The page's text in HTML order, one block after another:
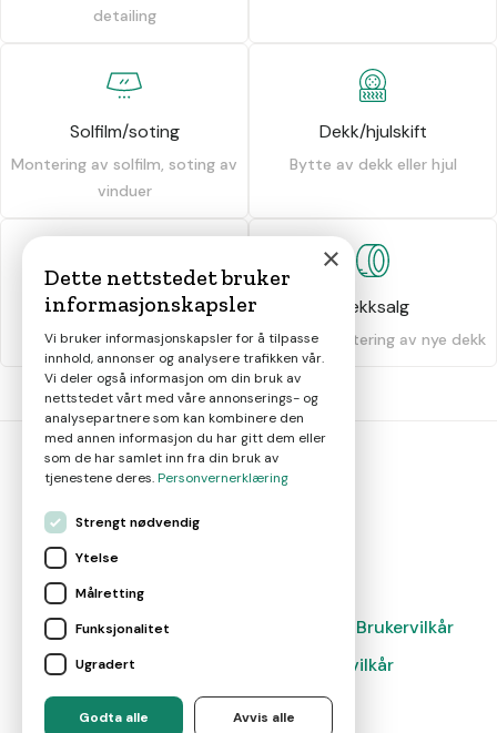
detailing
Solfilm/soting
Montering av solfilm, soting av
vinduer
Dekk/hjulskift
Bytte av dekk eller hjul
Dekkhotell
Oppbevaring av dekk
Dekksalg
Salg og montering av nye dekk
smart
Magasin Nyheter
Brukervilkår
Leverandørvilkår
Leverandørvilkår
Administrer cookies
×
Dette nettstedet bruker
informasjonskapsler
Vi bruker informasjonskapsler for å tilpasse
innhold, annonser og analysere trafikken vår.
Vi deler også informasjon om din bruk av
nettstedet vårt med våre annonserings- og
analysepartnere som kan kombinere den
med annen informasjon du har gitt dem eller
som de har samlet inn fra din bruk av
tjenestene deres.Personvernerklæring
Strengt nødvendig
Ytelse
Målretting
Funksjonalitet
Ugradert
Godta alle Avvis alle